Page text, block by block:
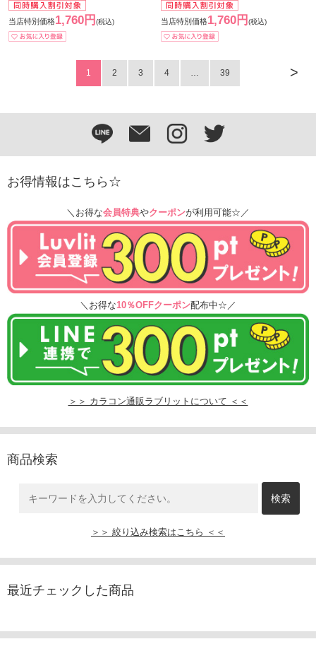
当店特別価格1,760円 (税込) 当店特別価格1,760円 (税込)
>
1 2 3 4 … 39
お得情報はこちら☆
＼お得な会員特典やクーポンが利用可能☆／
＼お得な10％OFFクーポン配布中☆／
＞＞ カラコン通販ラブリットについて ＜＜
商品検索
＞＞ 絞り込み検索はこちら ＜＜
最近チェックした商品